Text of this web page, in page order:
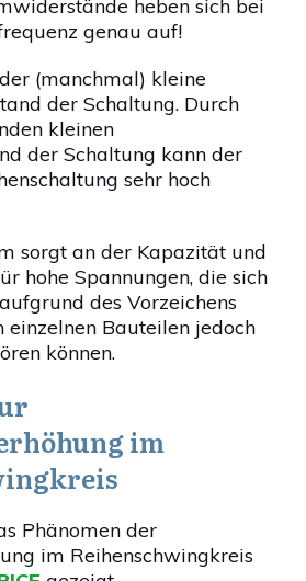
heben sich bei
genau auf!
(manchmal) kleine
der Schaltung. Durch
kleinen
der Schaltung kann der
sehr hoch
sorgt an der Kapazität und
hohe Spannungen, die sich
des Vorzeichens
einzelnen Bauteilen jedoch
können.
im
Phänomen der
im Reihenschwingkreis